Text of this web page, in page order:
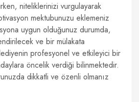
niteliklerinizi vurgulayarak
mektubunuzu eklemeniz
uygun olduğunuz durumda,
ve bir mülakata
profesyonel ve etkileyici bir
öncelik verdiği bilinmektedir.
dikkatli ve özenli olmanız